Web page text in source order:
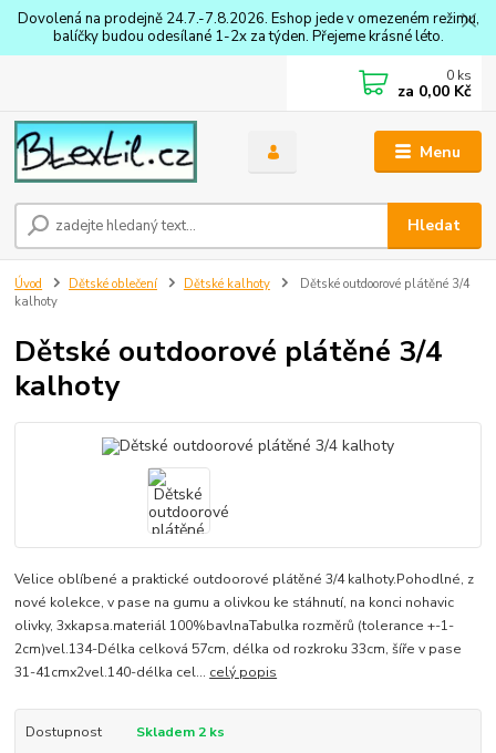
Dovolená na prodejně 24.7.-7.8.2026. Eshop jede v omezeném režimu,
balíčky budou odesílané 1-2x za týden. Přejeme krásné léto.
Menu
Hledat
0 ks
za 0,00 Kč
Úvod Dětské oblečení Dětské kalhoty
Dětské outdoorové plátěné 3/4
kalhoty
Dětské outdoorové plátěné 3/4
kalhoty
Velice oblíbené a praktické outdoorové plátěné 3/4 kalhoty.Pohodlné, z
nové kolekce, v pase na gumu a olivkou ke stáhnutí, na konci nohavic
olivky, 3xkapsa.materiál 100%bavlnaTabulka rozměrů (tolerance +-1-
2cm)vel.134-Délka celková 57cm, délka od rozkroku 33cm, šíře v pase
31-41cmx2vel.140-délka cel... celý popis
Dostupnost
Skladem 2 ks